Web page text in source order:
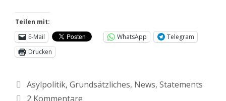
Teilen mit:
E-Mail
WhatsApp
Telegram
Drucken
Asylpolitik, Grundsätzliches, News, Statements
2 Kommentare